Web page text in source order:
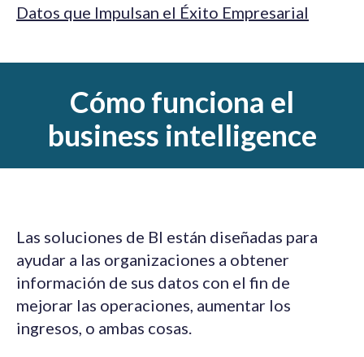
Datos que Impulsan el Éxito Empresarial
Cómo funciona el
business intelligence
Las soluciones de BI están diseñadas para
ayudar a las organizaciones a obtener
información de sus datos con el fin de
mejorar las operaciones, aumentar los
ingresos, o ambas cosas.